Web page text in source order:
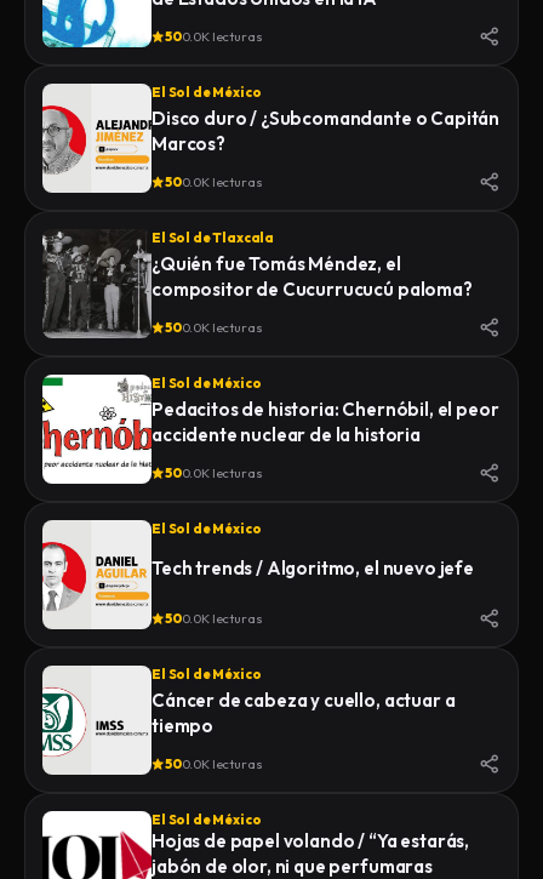
500.0K lecturas
El Sol de México
Disco duro / ¿Subcomandante o Capitán
Marcos?
500.0K lecturas
El Sol de Tlaxcala
¿Quién fue Tomás Méndez, el
compositor de Cucurrucucú paloma?
500.0K lecturas
El Sol de México
Pedacitos de historia: Chernóbil, el peor
accidente nuclear de la historia
500.0K lecturas
El Sol de México
Tech trends / Algoritmo, el nuevo jefe
500.0K lecturas
El Sol de México
Cáncer de cabeza y cuello, actuar a
tiempo
500.0K lecturas
El Sol de México
Hojas de papel volando / “Ya estarás,
jabón de olor, ni que perfumaras